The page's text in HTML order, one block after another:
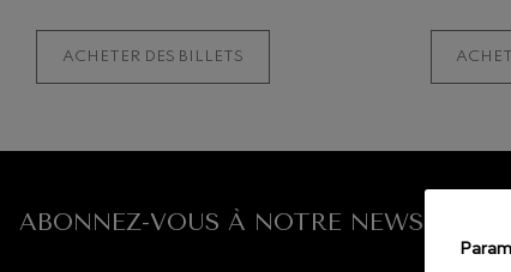
ACHETER DES BILLETS
ABONNEZ-VOUS À NOTRE